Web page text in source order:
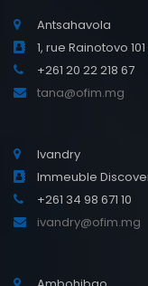
Antsahavola
1, rue Rainotovo
+261 20 22 218 67
tana@ofim.mg
Ivandry
Immeuble
+261 34 98 671 10
ivandry@ofim.mg